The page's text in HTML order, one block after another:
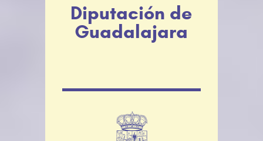
Diputación de
Guadalajara